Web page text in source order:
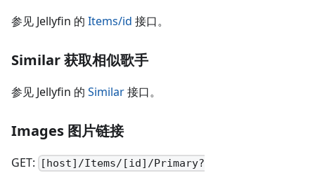
参见 Jellyfin 的 Items/id 接口。
Similar 获取相似歌手
参见 Jellyfin 的 Similar接口。
Images 图片链接
GET:
[host]/Items/[id]/Primary?